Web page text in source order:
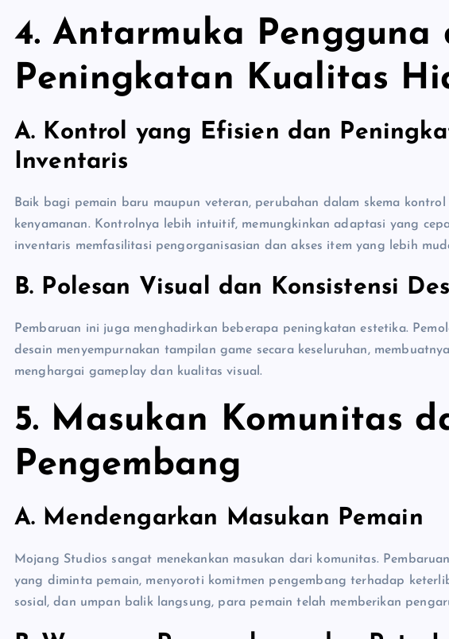
4.Antarmuka Pengguna
Peningkatan Kualitas
A. Kontrol yang Efisien dan
Inventaris
Baik bagi pemain baru maupun veteran, perubahan dalam skema
kenyamanan. Kontrolnya lebih intuitif, memungkinkan adaptasi yang
inventaris memfasilitasi pengorganisasian dan akses item yang lebih
B. Polesan Visual dan Konsistensi
Pembaruan ini juga menghadirkan beberapa peningkatan estetika.
desain menyempurnakan tampilan game secara keseluruhan,
menghargai gameplay dan kualitas visual.
5. Masukan Komunitas
Pengembang
A. Mendengarkan Masukan Pemain
Mojang Studios sangat menekankan masukan dari komunitas.
yang diminta pemain, menyoroti komitmen pengembang terhadap
sosial, dan umpan balik langsung, para pemain telah memberikan